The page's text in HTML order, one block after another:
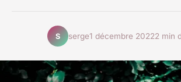
S serge1 décembre 20222 min